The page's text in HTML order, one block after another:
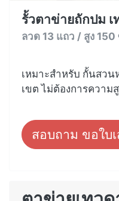
รั้วตาข่ายถักปม
ลวด 13 แถว / สูง
เหมาะสำหรับ กั้นสว
เขต ไม่ต้องการความ
สอบถาม ขอใบ